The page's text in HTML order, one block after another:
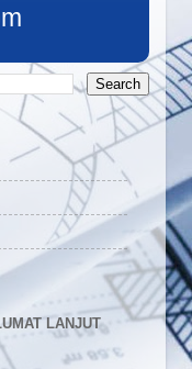
LANJUT